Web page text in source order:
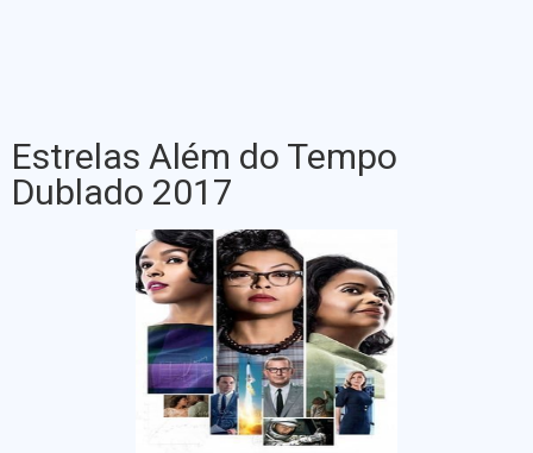
Estrelas Além do Tempo
Dublado 2017